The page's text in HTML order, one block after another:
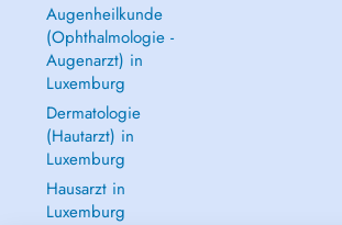
Augenheilkunde
(Ophthalmologie -
Augenarzt) in
Luxemburg
Dermatologie
(Hautarzt) in
Luxemburg
Hausarzt in
Luxemburg